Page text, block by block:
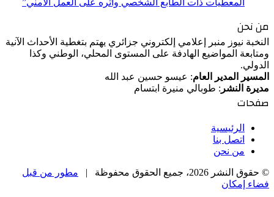
من نحن
النخبة نيوز منبر إعلامي إلكتروني جزائري يهتم بتغطية الأحداث الآنية
ومتابعة المواضيع الهادفة على المستوى المحلي، الوطني وكذا
الدولي.
المسير المدير العام: عيسو حسين عبد الله
مديرة النشر : طوبالي منيرة ابتسام
صفحات
الرئيسية
اتصل بنا
من نحن
© حقوق النشر 2026، جميع الحقوق محفوظة |
مطور من قبل
فضاء إمكان